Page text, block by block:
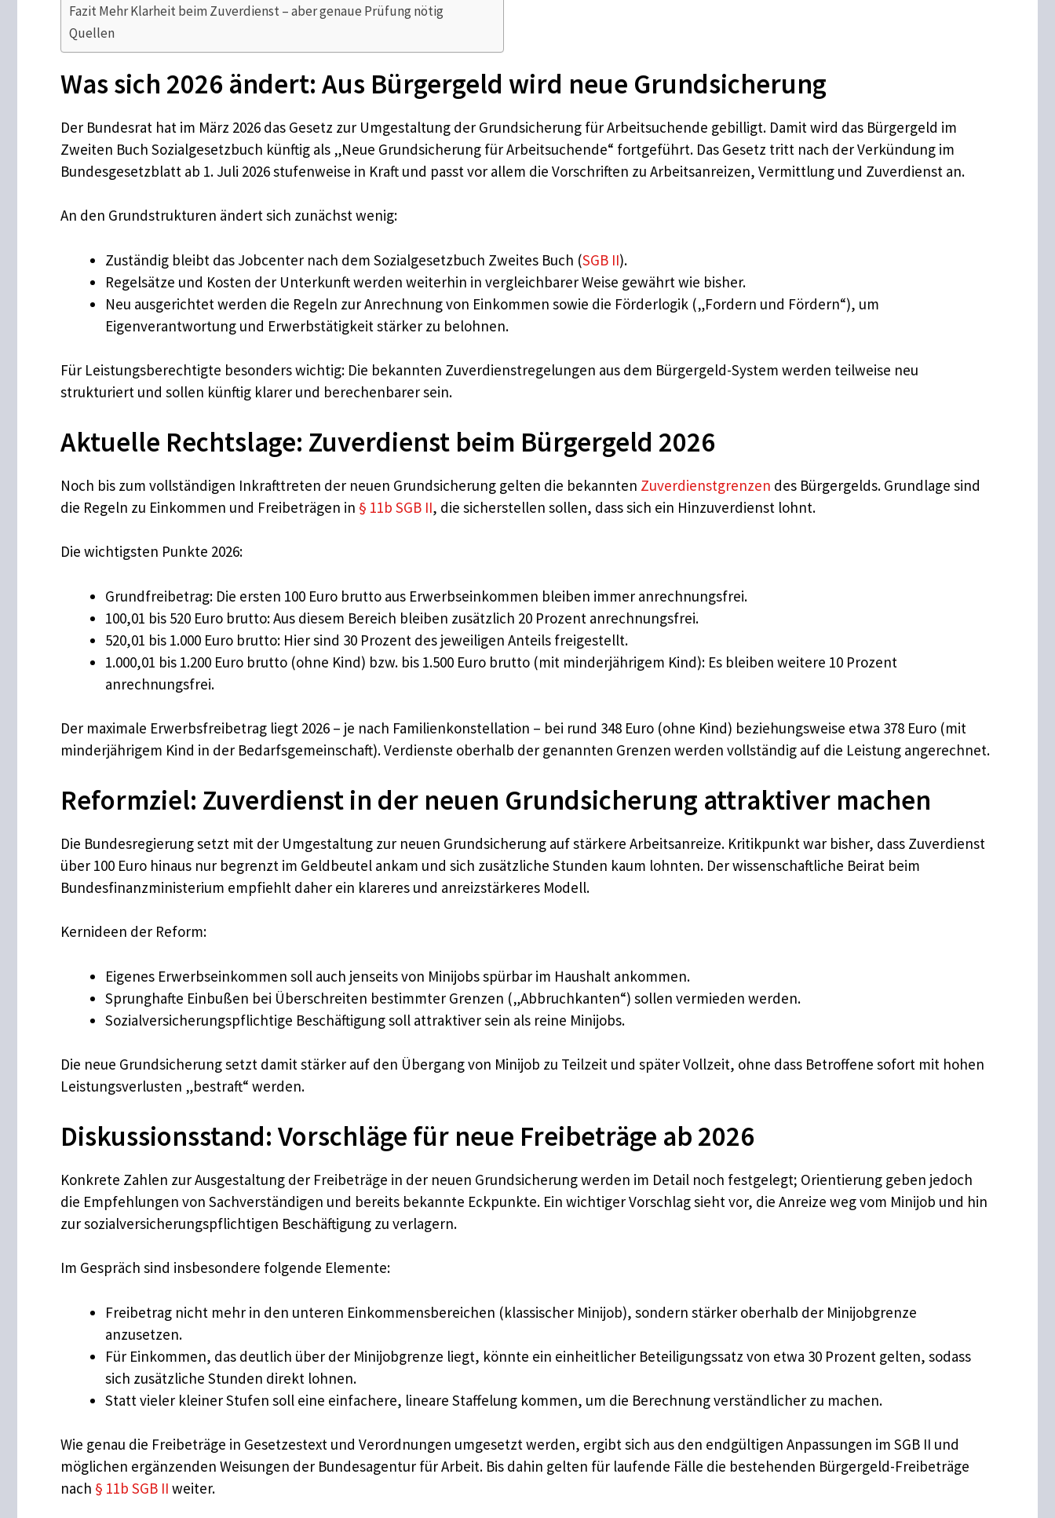
Fazit Mehr Klarheit beim Zuverdienst – aber genaue Prüfung nötig
Quellen
Was sich 2026 ändert: Aus Bürgergeld wird neue Grundsicherung
Der Bundesrat hat im März 2026 das Gesetz zur Umgestaltung der Grundsicherung für Arbeitsuchende gebilligt. Damit wird das Bürgergeld im
Zweiten Buch Sozialgesetzbuch künftig als „Neue Grundsicherung für Arbeitsuchende“ fortgeführt. Das Gesetz tritt nach der Verkündung im
Bundesgesetzblatt ab 1. Juli 2026 stufenweise in Kraft und passt vor allem die Vorschriften zu Arbeitsanreizen, Vermittlung und Zuverdienst an.
An den Grundstrukturen ändert sich zunächst wenig:
Zuständig bleibt das Jobcenter nach dem Sozialgesetzbuch Zweites Buch (SGB II).
Regelsätze und Kosten der Unterkunft werden weiterhin in vergleichbarer Weise gewährt wie bisher.
Neu ausgerichtet werden die Regeln zur Anrechnung von Einkommen sowie die Förderlogik („Fordern und Fördern“), um
Eigenverantwortung und Erwerbstätigkeit stärker zu belohnen.
Für Leistungsberechtigte besonders wichtig: Die bekannten Zuverdienstregelungen aus dem Bürgergeld-System werden teilweise neu
strukturiert und sollen künftig klarer und berechenbarer sein.
Aktuelle Rechtslage: Zuverdienst beim Bürgergeld 2026
Noch bis zum vollständigen Inkrafttreten der neuen Grundsicherung gelten die bekannten Zuverdienstgrenzen des Bürgergelds. Grundlage sind
die Regeln zu Einkommen und Freibeträgen in § 11b SGB II, die sicherstellen sollen, dass sich ein Hinzuverdienst lohnt.
Die wichtigsten Punkte 2026:
Grundfreibetrag: Die ersten 100 Euro brutto aus Erwerbseinkommen bleiben immer anrechnungsfrei.
100,01 bis 520 Euro brutto: Aus diesem Bereich bleiben zusätzlich 20 Prozent anrechnungsfrei.
520,01 bis 1.000 Euro brutto: Hier sind 30 Prozent des jeweiligen Anteils freigestellt.
1.000,01 bis 1.200 Euro brutto (ohne Kind) bzw. bis 1.500 Euro brutto (mit minderjährigem Kind): Es bleiben weitere 10 Prozent
anrechnungsfrei.
Der maximale Erwerbsfreibetrag liegt 2026 – je nach Familienkonstellation – bei rund 348 Euro (ohne Kind) beziehungsweise etwa 378 Euro (mit
minderjährigem Kind in der Bedarfsgemeinschaft). Verdienste oberhalb der genannten Grenzen werden vollständig auf die Leistung angerechnet.
Reformziel: Zuverdienst in der neuen Grundsicherung attraktiver machen
Die Bundesregierung setzt mit der Umgestaltung zur neuen Grundsicherung auf stärkere Arbeitsanreize. Kritikpunkt war bisher, dass Zuverdienst
über 100 Euro hinaus nur begrenzt im Geldbeutel ankam und sich zusätzliche Stunden kaum lohnten. Der wissenschaftliche Beirat beim
Bundesfinanzministerium empfiehlt daher ein klareres und anreizstärkeres Modell.
Kernideen der Reform:
Eigenes Erwerbseinkommen soll auch jenseits von Minijobs spürbar im Haushalt ankommen.
Sprunghafte Einbußen bei Überschreiten bestimmter Grenzen („Abbruchkanten“) sollen vermieden werden.
Sozialversicherungspflichtige Beschäftigung soll attraktiver sein als reine Minijobs.
Die neue Grundsicherung setzt damit stärker auf den Übergang von Minijob zu Teilzeit und später Vollzeit, ohne dass Betroffene sofort mit hohen
Leistungsverlusten „bestraft“ werden.
Diskussionsstand: Vorschläge für neue Freibeträge ab 2026
Konkrete Zahlen zur Ausgestaltung der Freibeträge in der neuen Grundsicherung werden im Detail noch festgelegt; Orientierung geben jedoch
die Empfehlungen von Sachverständigen und bereits bekannte Eckpunkte. Ein wichtiger Vorschlag sieht vor, die Anreize weg vom Minijob und hin
zur sozialversicherungspflichtigen Beschäftigung zu verlagern.
Im Gespräch sind insbesondere folgende Elemente:
Freibetrag nicht mehr in den unteren Einkommensbereichen (klassischer Minijob), sondern stärker oberhalb der Minijobgrenze
anzusetzen.
Für Einkommen, das deutlich über der Minijobgrenze liegt, könnte ein einheitlicher Beteiligungssatz von etwa 30 Prozent gelten, sodass
sich zusätzliche Stunden direkt lohnen.
Statt vieler kleiner Stufen soll eine einfachere, lineare Staffelung kommen, um die Berechnung verständlicher zu machen.
Wie genau die Freibeträge in Gesetzestext und Verordnungen umgesetzt werden, ergibt sich aus den endgültigen Anpassungen im SGB II und
möglichen ergänzenden Weisungen der Bundesagentur für Arbeit. Bis dahin gelten für laufende Fälle die bestehenden Bürgergeld-Freibeträge
nach § 11b SGB II weiter.